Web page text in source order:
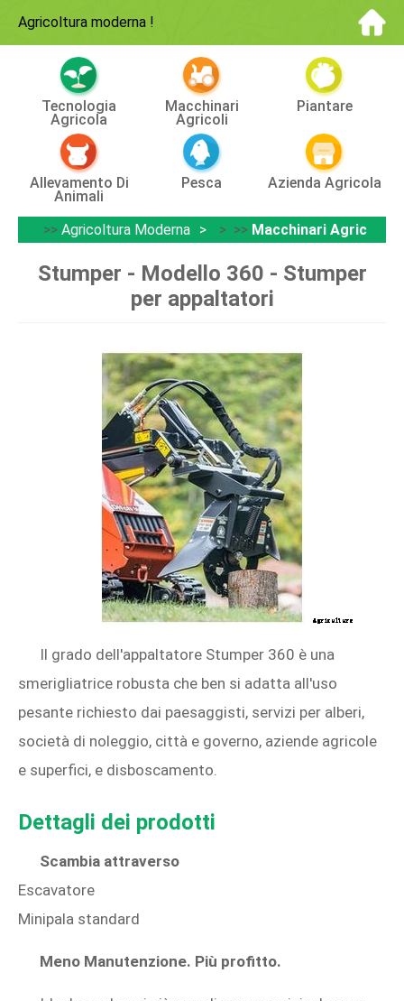
Agricoltura moderna !
Tecnologia
Agricola
Macchinari
Agricoli
Piantare
Allevamento Di
Animali
Pesca Azienda Agricola
>> Agricoltura Moderna > >> Macchinari Agricoli
Stumper - Modello 360 - Stumper
per appaltatori
Il grado dell'appaltatore Stumper 360 è una
smerigliatrice robusta che ben si adatta all'uso
pesante richiesto dai paesaggisti, servizi per alberi,
società di noleggio, città e governo, aziende agricole
e superfici, e disboscamento.
Dettagli dei prodotti
Scambia attraverso
Escavatore
Minipala standard
Meno Manutenzione. Più profitto.